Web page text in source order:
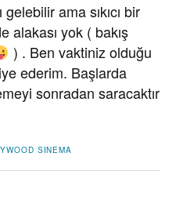
ama sıkıcı bir
alakası yok ( bakış
) . Ben vaktiniz olduğu
ederim. Başlarda
sonradan saracaktır
SINEMA